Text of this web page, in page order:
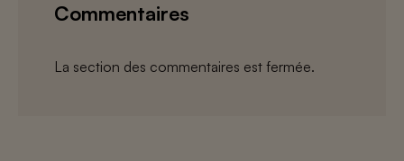
Commentaires
La section des commentaires est fermée.